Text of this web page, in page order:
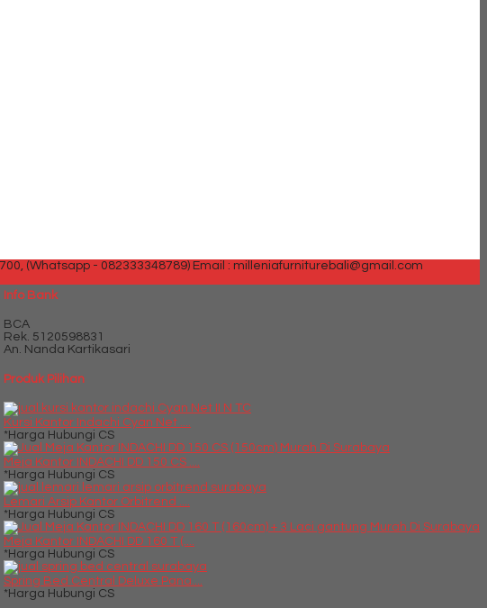
(Whatsapp - 082333348789) Email : milleniafurniturebali@gmail.com
Info Bank
BCA
Rek. 5120598831
An. Nanda Kartikasari
Produk Pilihan
Kursi Kantor Indachi Cyan Net ....
*Harga Hubungi CS
Meja Kantor INDACHI DD 150 CS ....
*Harga Hubungi CS
Lemari Arsip Kantor Orbitrend ....
*Harga Hubungi CS
Meja Kantor INDACHI DD 160 T (....
*Harga Hubungi CS
Spring Bed Central Deluxe Pana....
*Harga Hubungi CS